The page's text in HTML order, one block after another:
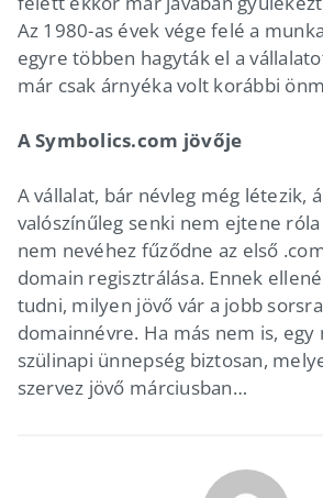
Az 1980-as évek vége felé a
egyre többen hagyták el a
már csak árnyéka volt korábbi
A Symbolics.com jövője
A vállalat, bár névleg még létezik,
valószínűleg senki nem ejtene
nem nevéhez fűződne az első
domain regisztrálása. Ennek
tudni, milyen jövő vár a jobb
domainnévre. Ha más nem is, egy
szülinapi ünnepség biztosan,
szervez jövő márciusban…